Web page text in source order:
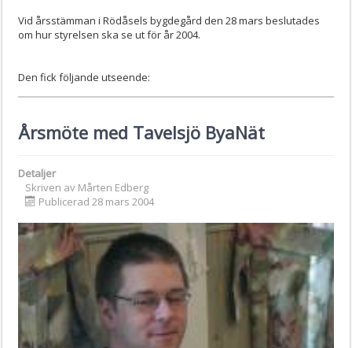
Vid årsstämman i Rödåsels bygdegård den 28 mars beslutades
om hur styrelsen ska se ut för år 2004.
Den fick följande utseende:
Årsmöte med Tavelsjö ByaNät
Detaljer
Skriven av Mårten Edberg
Publicerad 28 mars 2004